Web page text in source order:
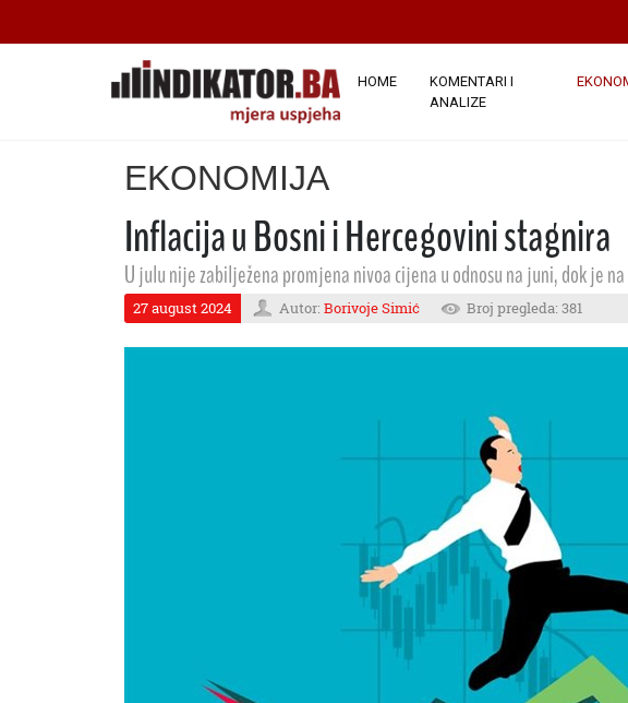
HOME
KOMENTARI I
ANALIZE
EKONOMIJA
Inflacija u Bosni i Hercegovini stagnira
U julu nije zabilježena promjena nivoa cijena u odnosu na juni, dok je
27 august 2024 Autor: Borivoje Simić Broj pregleda: 381